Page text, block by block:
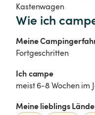
Kastenwagen
Wie ich
Meine
Fortgeschritten
Ich campe
meist 6-8 Wochen im
Meine lieblings